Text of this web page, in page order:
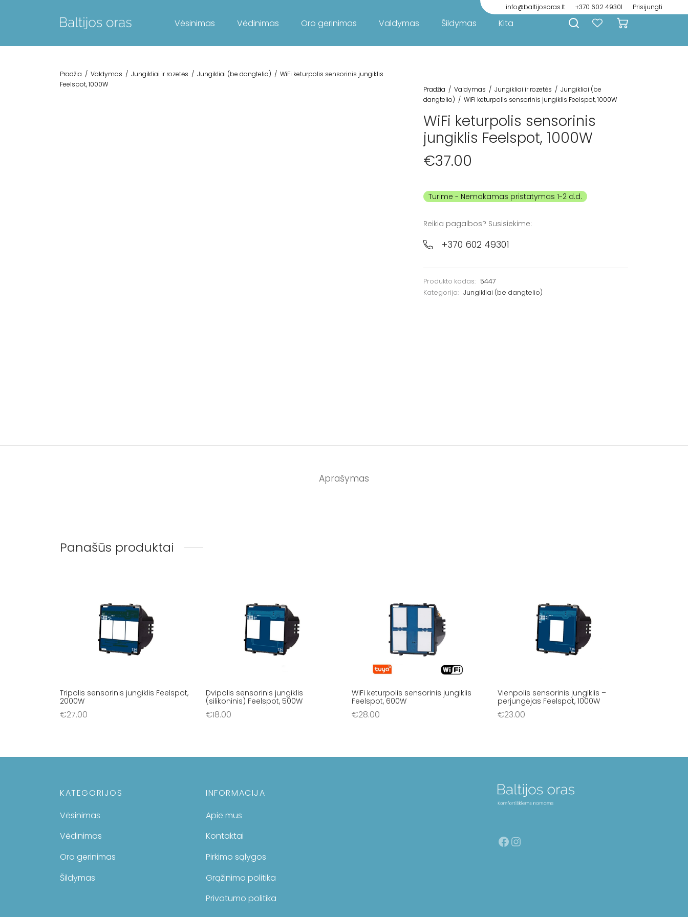
info@baltijosoras.lt +370 602 49301 Prisijungti
Vėsinimas Vėdinimas Oro gerinimas Valdymas Šildymas Kita
Pradžia / Valdymas / Jungikliai ir rozetės / Jungikliai (be dangtelio) / WiFi keturpolis sensorinis jungiklis
Feelspot, 1000W
Pradžia / Valdymas / Jungikliai ir rozetės / Jungikliai (be
dangtelio) / WiFi keturpolis sensorinis jungiklis Feelspot, 1000W
WiFi keturpolis sensorinis
jungiklis Feelspot, 1000W
€37.00
Turime
Reikia pagalbos? Susisiekime:
+370 602 49301
Produkto kodas: 5447
Kategorija: Jungikliai (be dangtelio)
Aprašymas
Panašūs produktai
Tripolis sensorinis jungiklis Feelspot,
2000W
€27.00
Dvipolis sensorinis jungiklis
(silikoninis) Feelspot, 500W
€18.00
WiFi keturpolis sensorinis jungiklis
Feelspot, 600W
€28.00
Vienpolis sensorinis jungiklis –
perjungėjas Feelspot, 1000W
€23.00
KATEGORIJOS
Vėsinimas
Vėdinimas
Oro gerinimas
Šildymas
INFORMACIJA
Apie mus
Kontaktai
Pirkimo sąlygos
Grąžinimo politika
Privatumo politika
Facebook